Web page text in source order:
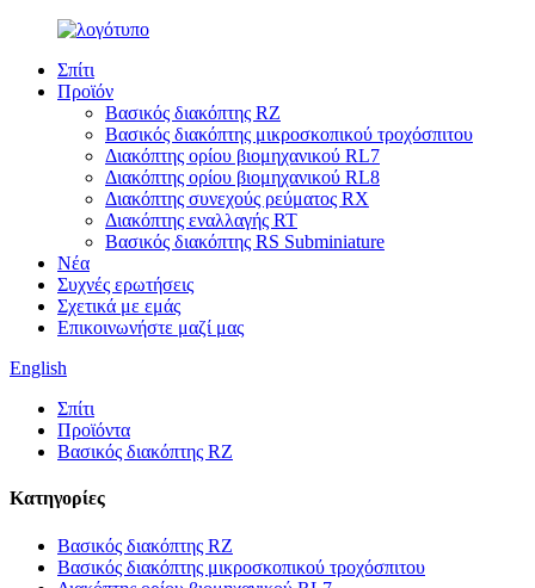
Σπίτι
Προϊόν
Βασικός διακόπτης RZ
Βασικός διακόπτης μικροσκοπικού τροχόσπιτου
Διακόπτης ορίου βιομηχανικού RL7
Διακόπτης ορίου βιομηχανικού RL8
Διακόπτης συνεχούς ρεύματος RX
Διακόπτης εναλλαγής RT
Βασικός διακόπτης RS Subminiature
Νέα
Συχνές ερωτήσεις
Σχετικά με εμάς
Επικοινωνήστε μαζί μας
English
Σπίτι
Προϊόντα
Βασικός διακόπτης RZ
Κατηγορίες
Βασικός διακόπτης RZ
Βασικός διακόπτης μικροσκοπικού τροχόσπιτου